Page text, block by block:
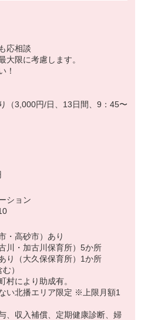
しているHさん。
してご紹介いたします！
。
けの準備
計作業
帰宅
幼稚園、託児所）があるから、送
！
もってできます！
応相談
大限に考慮します。
！
（3,000円/日、13日間、9：45〜
ション
・高砂市）あり
川・加古川保育所）5か所
り（大久保保育所）1か所
む）
により助成有。
い北播エリア限定 ※上限月額1
、収入補償、定期健康診断、婦